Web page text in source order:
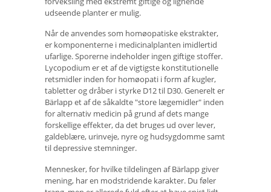
udseende planter er mulig.
Når de anvendes som homøopatiske ekstrakter,
er komponenterne i medicinalplanten imidlertid
ufarlige. Sporerne indeholder ingen giftige stoffer.
Lycopodium er et af de vigtigste konstitutionelle
retsmidler inden for homøopati i form af kugler,
tabletter og dråber i styrke D12 til D30. Generelt er
Bärlapp et af de såkaldte "store lægemidler" inden
for alternativ medicin på grund af dets mange
forskellige effekter, da det bruges ud over lever,
galdeblære, urinveje, nyre og hudsygdomme samt
til depressive stemninger.
Mennesker, for hvilke tildelingen af ​​Bärlapp giver
mening, har en modstridende karakter. Du føler